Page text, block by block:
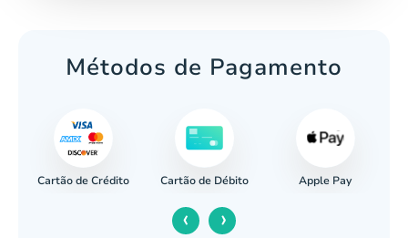
Métodos de Pagamento
Cartão de Crédito Cartão de Débito Apple Pay
‹ ›